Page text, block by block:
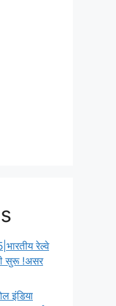
रेल्वे
सुरू !असर
इंडिया